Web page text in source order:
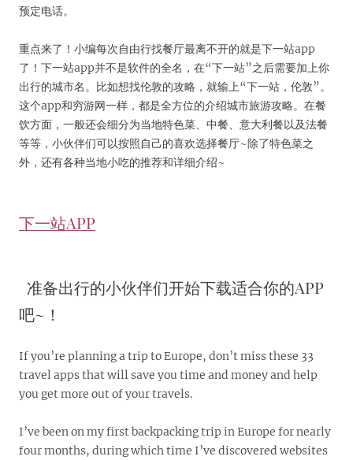
预定电话。
重点来了！小编每次自由行找餐厅最离不开的就是下一站app
了！下一站app并不是软件的全名，在“下一站”之后需要加上你
出行的城市名。比如想找伦敦的攻略，就输上“下一站，伦敦”。
这个app和穷游网一样，都是全方位的介绍城市旅游攻略。在餐
饮方面，一般还会细分为当地特色菜、中餐、意大利餐以及法餐
等等，小伙伴们可以按照自己的喜欢选择餐厅~除了特色菜之
外，还有各种当地小吃的推荐和详细介绍~
下一站APP
准备出行的小伙伴们开始下载适合你的APP
吧~！
If you’re planning a trip to Europe, don’t miss these 33
travel apps that will save you time and money and help
you get more out of your travels.
I’ve been on my first backpacking trip in Europe for nearly
four months, during which time I’ve discovered websites